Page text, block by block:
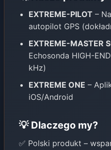
EXTREME-PILOT –
autopilot GPS
EXTREME-MASTER
Echosonda HIGH-
kHz)
EXTREME ONE –
iOS/Android
💡 Dlaczego my?
✅ Polski produkt –